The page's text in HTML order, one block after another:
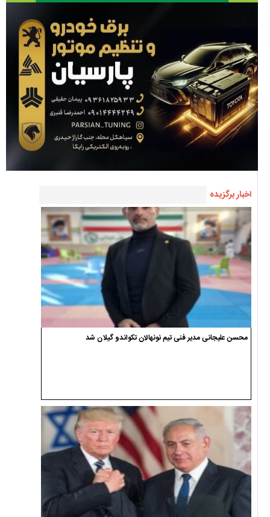
اخبار برگزیده
محسن علیجانی مدیر فنی تیم نونهالان تکواندو گیلان شد